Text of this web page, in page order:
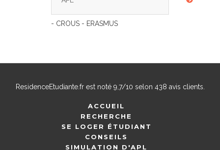
- CROUS - ERASMUS
ResidenceEtudiante.frest noté 9,7/10 selon 438 avis clients.
ACCUEIL
RECHERCHE
SE LOGER ÉTUDIANT
CONSEILS
SIMULATION D'APL